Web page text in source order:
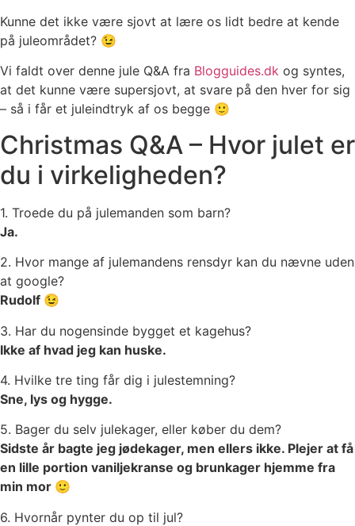
Kunne det ikke være sjovt at lære os lidt bedre at kende
på juleområdet? 😉
Vi faldt over denne jule Q&A fra Blogguides.dk og syntes,
at det kunne være supersjovt, at svare på den hver for sig
– så i får et juleindtryk af os begge 🙂
Christmas Q&A – Hvor julet er
du i virkeligheden?
1. Troede du på julemanden som barn?
Ja.
2. Hvor mange af julemandens rensdyr kan du nævne uden
at google?
Rudolf 😉
3. Har du nogensinde bygget et kagehus?
Ikke af hvad jeg kan huske.
4. Hvilke tre ting får dig i julestemning?
Sne, lys og hygge.
5. Bager du selv julekager, eller køber du dem?
Sidste år bagte jeg jødekager, men ellers ikke. Plejer at få
en lille portion vaniljekranse og brunkager hjemme fra
min mor 🙂
6. Hvornår pynter du op til jul?